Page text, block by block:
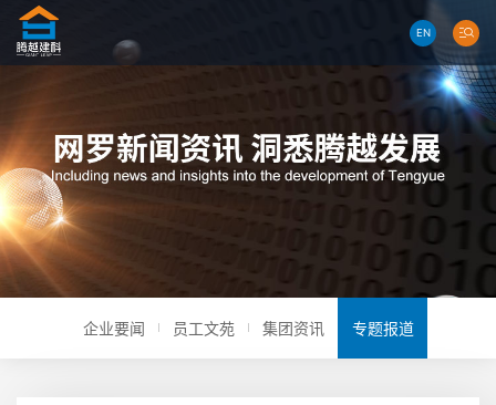
EN
企业要闻 员工文苑 集团资讯 专题报道